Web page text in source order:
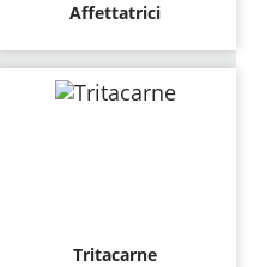
Affettatrici
Tritacarne